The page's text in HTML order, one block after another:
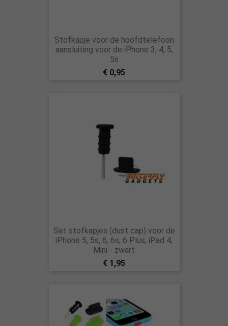
Stofkapje voor de hoofdtelefoon
aansluiting voor de iPhone 3, 4, 5,
5s
€ 0,95
Set stofkapjes (dust cap) voor de
iPhone 5, 5s, 6, 6s, 6 Plus, iPad 4,
Mini - zwart
€ 1,95